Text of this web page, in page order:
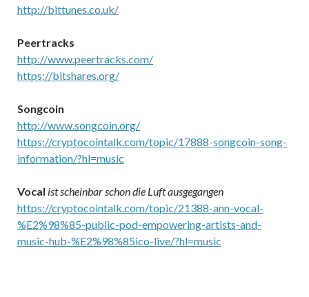
http://bittunes.co.uk/
Peertracks
http://www.peertracks.com/
https://bitshares.org/
Songcoin
http://www.songcoin.org/
https://cryptocointalk.com/topic/17888-songcoin-song-
information/?hl=music
Vocal ist scheinbar schon die Luft ausgegangen
https://cryptocointalk.com/topic/21388-ann-vocal-
%E2%98%85-public-pod-empowering-artists-and-
music-hub-%E2%98%85ico-live/?hl=music